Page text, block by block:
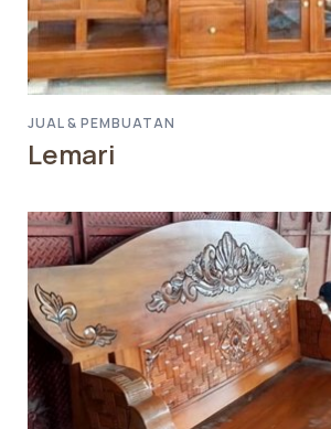
JUAL & PEMBUATAN
Lemari